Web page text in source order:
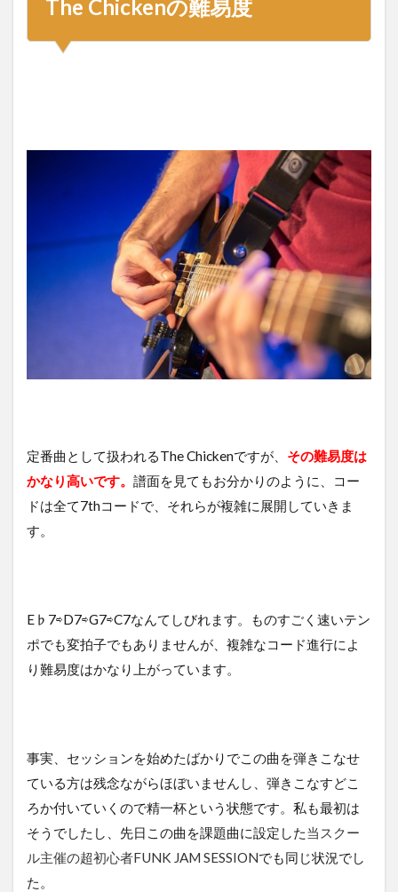
The Chickenの難易度
定番曲として扱われるThe Chickenですが、 その難易度は
かなり高いです。 譜面を見てもお分かりのように、コー
ドは全て7thコードで、それらが複雑に展開していきま
す。
E♭7⇨D7⇨G7⇨C7なんてしびれます。ものすごく速いテン
ポでも変拍子でもありませんが、複雑なコード進行によ
り難易度はかなり上がっています。
事実、セッションを始めたばかりでこの曲を弾きこなせ
ている方は残念ながらほぼいませんし、弾きこなすどこ
ろか付いていくので精一杯という状態です。私も最初は
そうでしたし、先日この曲を課題曲に設定した当スクー
ル主催の超初心者FUNK JAM SESSIONでも同じ状況でし
た。